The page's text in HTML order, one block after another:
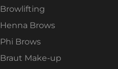
Browlifting
Henna Brows
Phi Brows
Braut Make-up